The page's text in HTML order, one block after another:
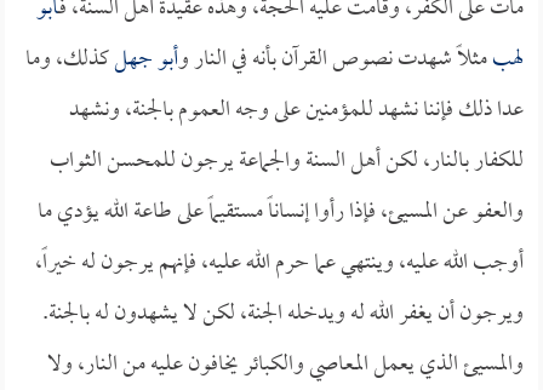
لهبمثلاً شهدت نصوص القرآن بأنه في النار وأبو جهلكذلك، وما
عدا ذلك فإننا نشهد للمؤمنين على وجه العموم بالجنة، ونشهد
للكفار بالنار، لكن أهل السنة والجماعة يرجون للمحسن الثواب
والعفو عن المسيئ، فإذا رأوا إنساناً مستقيماً على طاعة الله يؤدي ما
أوجب الله عليه، وينتهي عما حرم الله عليه، فإنهم يرجون له خيراً،
ويرجون أن يغفر الله له ويدخله الجنة، لكن لا يشهدون له بالجنة.
والمسيئ الذي يعمل المعاصي والكبائر يخافون عليه من النار، ولا